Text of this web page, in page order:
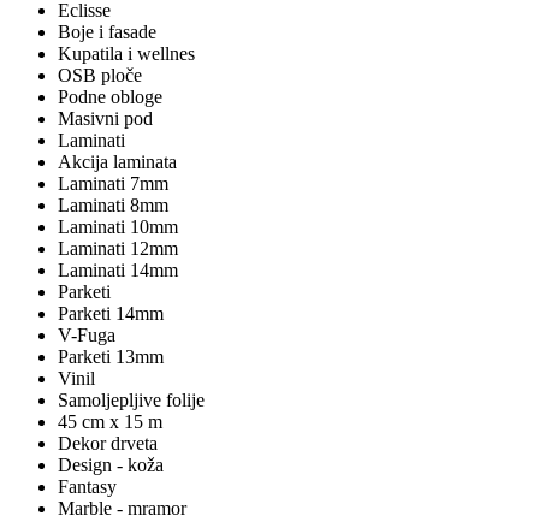
Eclisse
Boje i fasade
Kupatila i wellnes
OSB ploče
Podne obloge
Masivni pod
Laminati
Akcija laminata
Laminati 7mm
Laminati 8mm
Laminati 10mm
Laminati 12mm
Laminati 14mm
Parketi
Parketi 14mm
V-Fuga
Parketi 13mm
Vinil
Samoljepljive folije
45 cm x 15 m
Dekor drveta
Design - koža
Fantasy
Marble - mramor